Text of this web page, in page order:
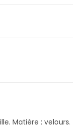
Matière : velours.